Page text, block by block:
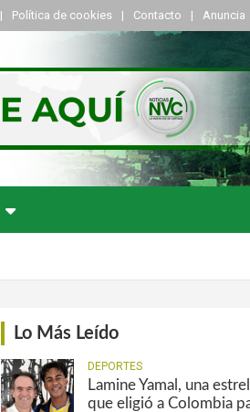
Política de cookies Contacto Anuncia
Lo Más Leído
DEPORTES
Lamine Yamal, una
que eligió a Colombia